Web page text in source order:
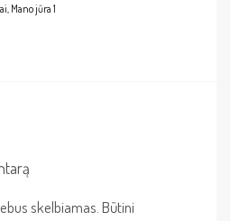
Mano jūra 1
skelbiamas. Būtini